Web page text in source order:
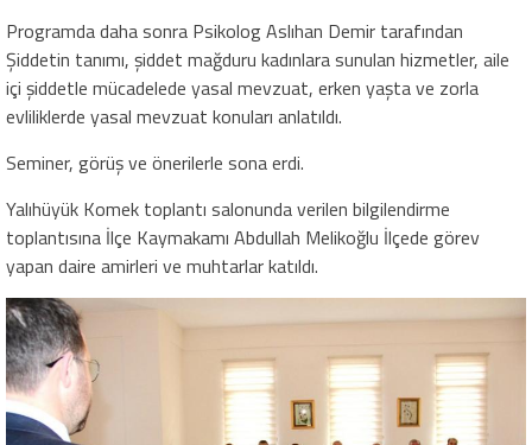
Programda daha sonra Psikolog Aslıhan Demir tarafından
Şiddetin tanımı, şiddet mağduru kadınlara sunulan hizmetler, aile
içi şiddetle mücadelede yasal mevzuat, erken yaşta ve zorla
evliliklerde yasal mevzuat konuları anlatıldı.
Seminer, görüş ve önerilerle sona erdi.
Yalıhüyük Komek toplantı salonunda verilen bilgilendirme
toplantısına İlçe Kaymakamı Abdullah Melikoğlu İlçede görev
yapan daire amirleri ve muhtarlar katıldı.